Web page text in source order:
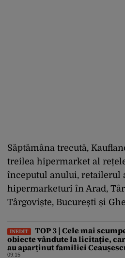
Săptămâna trecută,
treilea hipermarket al
începutul anului, retailerul
hipermarketuri în Arad,
Târgoviște, București și
INEDIT
TOP 3 | Cele mai
obiecte vândute la licitație,
au aparținut familiei
09:15